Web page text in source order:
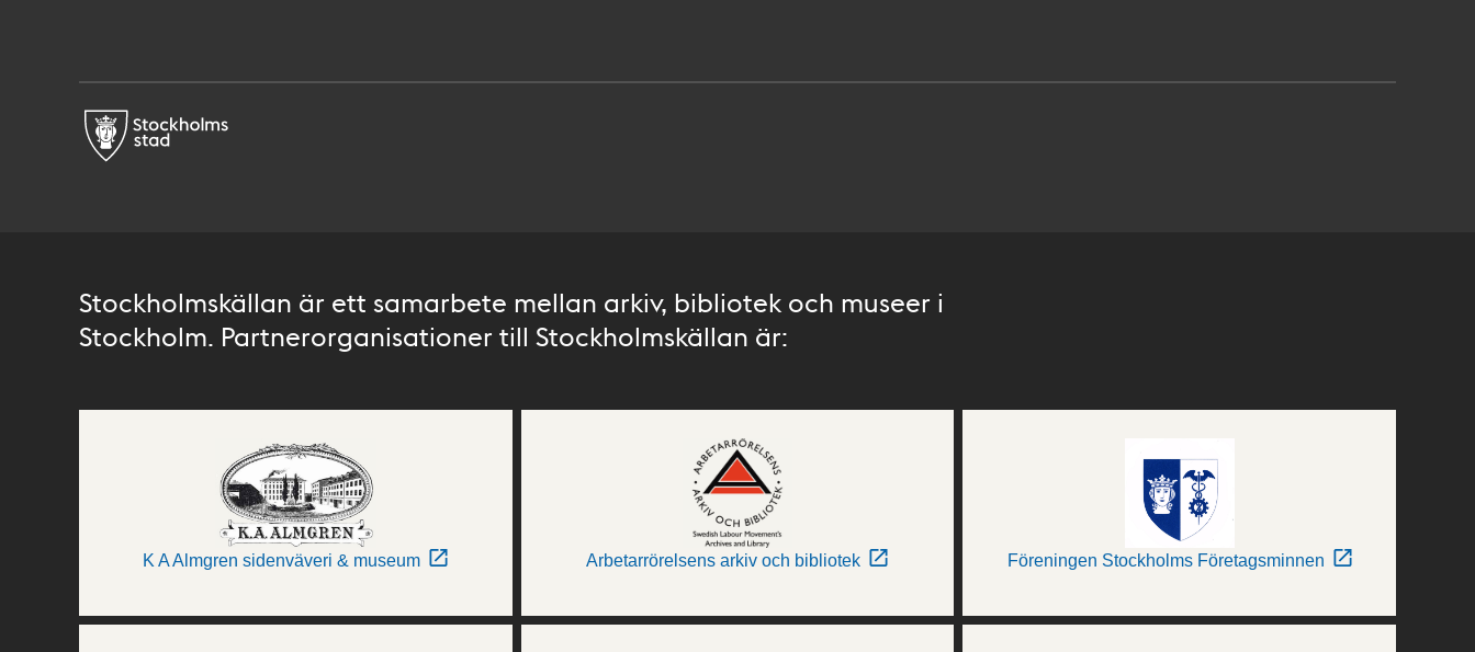
Stockholmskällan är ett samarbete mellan arkiv, bibliotek och museer i
Stockholm. Partnerorganisationer till Stockholmskällan är:
K A Almgren sidenväveri & museum Arbetarrörelsens arkiv och bibliotek Föreningen Stockholms Företagsminnen